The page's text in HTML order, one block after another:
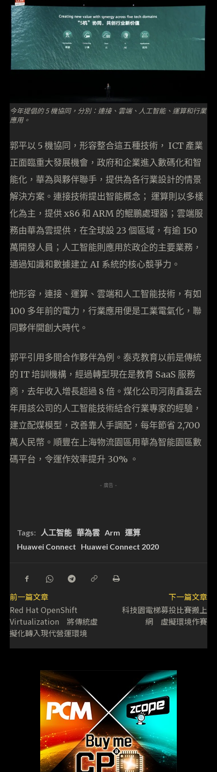
今年提倡的 5 機協同，分別：連接、雲端、人工智能、運算和行業
應用。
郭平以 5 機協同，形容整合這五種技術， ICT 產業
正面臨重大發展機會，政府和企業進入數碼化和智
能化，華為與夥伴聯手，提供為各行業設計的情景
解決方案。連接技術提出智能概念； 運算則以多樣
化為主，提供 x86 和 ARM 的鯤鵬處理器；雲端服
務由華為雲提供，在全球設 23 個區域，有逾 150
萬開發人員；人工智能則應用於政企的主要業務，
通過知識和數據建立 AI 系統的核心競爭力。
他形容，連接、運算、雲端和人工智能技術，有如
100 多年前的電力，行業應用便是工業電氣化，聯
同夥伴開創大時代。
郭平引用多間合作夥伴為例。泰克教育以前是傳統
的 IT 培訓機構，經過轉型現在是教育 SaaS 服務
商，去年收入增長超過 8 倍。煤化公司河南鑫磊去
年用該公司的人工智能技術結合行業專家的經驗，
建立配煤模型，改善靠人手調配，每年節省 2,700
萬人民幣。順豐在上海物流園區用華為智能園區數
碼平台，令運作效率提升 30% 。
- 廣告 -
Tags: 人工智能 華為雲 Arm 運算
Huawei Connect
Huawei Connect 2020
前一篇文章
Red Hat OpenShift
Virtualization 將傳統虛
擬化轉入現代營運環境
下一篇文章
科技園電梯募投比賽搬上
網 虛擬環境作賽